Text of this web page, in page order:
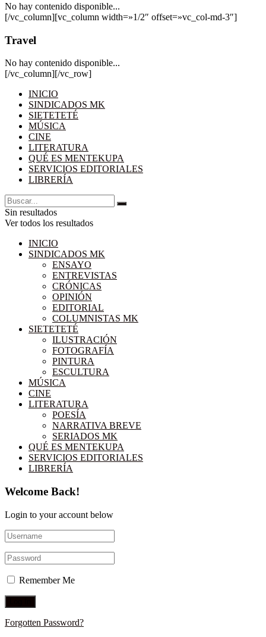
No hay contenido disponible...
[/vc_column][vc_column width=»1/2″ offset=»vc_col-md-3″]
Travel
No hay contenido disponible...
[/vc_column][/vc_row]
INICIO
SINDICADOS MK
SIETETETÉ
MÚSICA
CINE
LITERATURA
QUÉ ES MENTEKUPA
SERVICIOS EDITORIALES
LIBRERÍA
Sin resultados
Ver todos los resultados
INICIO
SINDICADOS MK
ENSAYO
ENTREVISTAS
CRÓNICAS
OPINIÓN
EDITORIAL
COLUMNISTAS MK
SIETETETÉ
ILUSTRACIÓN
FOTOGRAFÍA
PINTURA
ESCULTURA
MÚSICA
CINE
LITERATURA
POESÍA
NARRATIVA BREVE
SERIADOS MK
QUÉ ES MENTEKUPA
SERVICIOS EDITORIALES
LIBRERÍA
Welcome Back!
Login to your account below
Remember Me
Forgotten Password?